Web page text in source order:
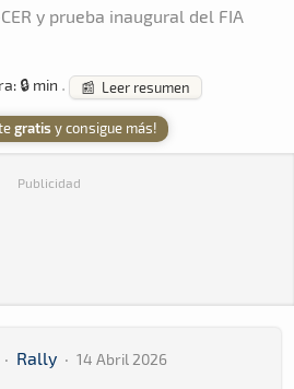
y prueba inaugural del FIA
🔒 min · 📰 Leer resumen
gratis y consigue más!
Publicidad
· Rally · 14 Abril 2026